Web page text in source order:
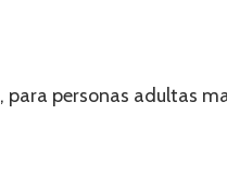
para personas adultas